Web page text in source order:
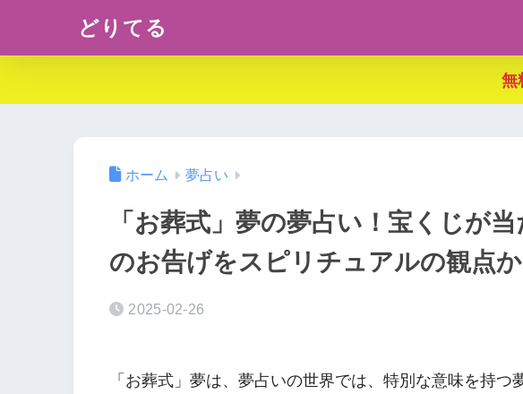
どりてる
無
ホーム 夢占い
「お葬式」夢の夢占い！宝くじが
のお告げをスピリチュアルの観点
2025-02-26
「お葬式」夢は、夢占いの世界では、特別な意味を持つ